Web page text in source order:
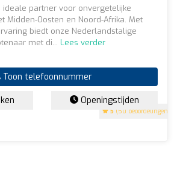
5 (50 beoordelingen)
ideale partner voor onvergetelijke
Midden-Oosten en Noord-Afrika. Met
biedt onze Nederlandstalige
met di... Lees verder
Toon telefoonnummer
Openingstijden